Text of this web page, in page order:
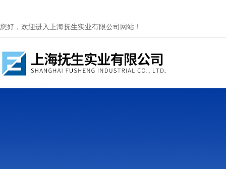
您好，欢迎进入上海抚生实业有限公司网站！